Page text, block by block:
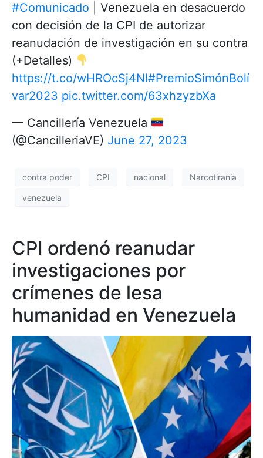
#Comunicado | Venezuela en desacuerdo
con decisión de la CPI de autorizar
reanudación de investigación en su contra
(+Detalles)
https://t.co/wHROcSj4Nl#PremioSimónBolí
var2023 pic.twitter.com/63xhzyzbXa
— Cancillería Venezuela
(@CancilleriaVE) June 27, 2023
contra poder CPI nacional Narcotirania
venezuela
CPI ordenó reanudar
investigaciones por
crímenes de lesa
humanidad en Venezuela